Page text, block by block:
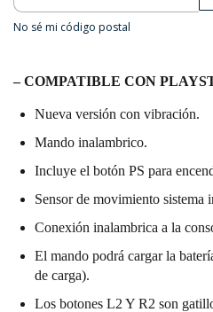
No sé mi código postal
– COMPATIBLE CON
Nueva versión con vibración.
Mando inalambrico.
Incluye el botón PS para
Sensor de movimiento sistema
Conexión inalambrica a la
El mando podrá cargar la
de carga).
Los botones L2 Y R2 son